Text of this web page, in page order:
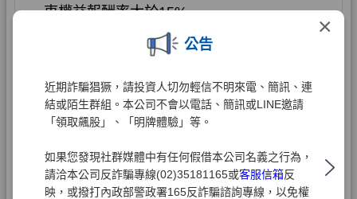
×
公告
近期詐騙猖獗，請投資人切勿輕信不明來電、簡訊、連
結或陌生群組。本公司不會以電話、簡訊或LINE邀請
「領取飆股」、「明牌體驗」等。
如果您發現社群媒體中有任何假借本公司名義之行為，
請洽本公司反詐騙專線(02)35181165或客服信箱反
映，或撥打內政部警政署165反詐騙諮詢專線，以免權